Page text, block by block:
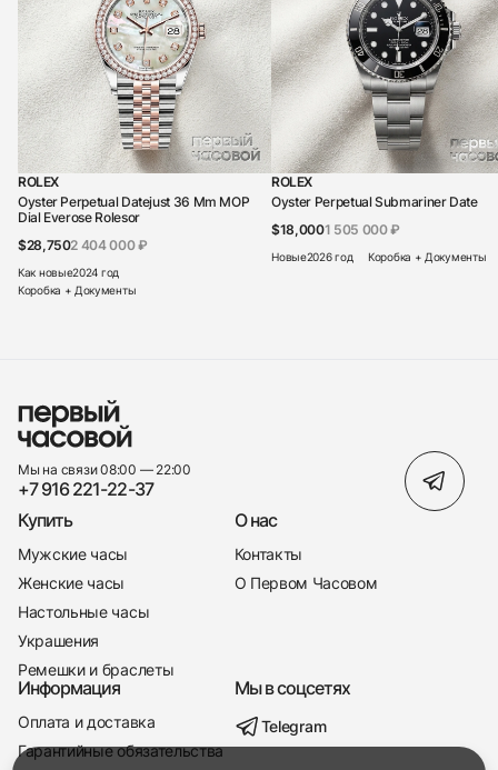
+7 916 221-22-37
ROLEX
Oyster Perpetual Datejust 36 Mm MOP
Dial Everose Rolesor
$28,7502 404 000 ₽
Как новые2024 год
Коробка + Документы
ROLEX
Oyster Perpetual Submariner Date
$18,0001 505 000 ₽
Новые2026 год Коробка + Документы
Мы на связи 08:00 — 22:00
+7 916 221-22-37
Купить
Мужские часы
Женские часы
Настольные часы
Украшения
Ремешки и браслеты
О нас
Контакты
О Первом Часовом
Информация
Оплата и доставка
Гарантийные обязательства
Мы в соцсетях
Telegram